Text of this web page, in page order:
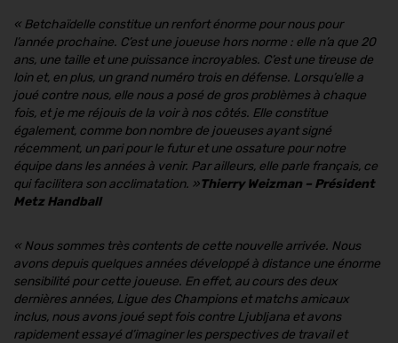
«Betchaïdelle constitue un renfort énorme pour nous pour
l’année prochaine. C’est une joueuse hors norme : elle n’a que 20
ans, une taille et une puissance incroyables. C’est une tireuse de
loin et, en plus, un grand numéro trois en défense. Lorsqu’elle a
joué contre nous, elle nous a posé de gros problèmes à chaque
fois, et je me réjouis de la voir à nos côtés. Elle constitue
également, comme bon nombre de joueuses ayant signé
récemment, un pari pour le futur et une ossature pour notre
équipe dans les années à venir. Par ailleurs, elle parle français, ce
qui facilitera son acclimatation. »Thierry Weizman – Président
Metz Handball
« Nous sommes très contents de cette nouvelle arrivée. Nous
avons depuis quelques années développé à distance une énorme
sensibilité pour cette joueuse. En effet, au cours des deux
dernières années, Ligue des Champions et matchs amicaux
inclus, nous avons joué sept fois contre Ljubljana et avons
rapidement essayé d’imaginer les perspectives de travail et